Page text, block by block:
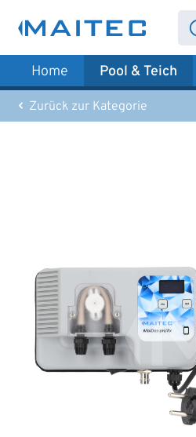
Hauptinhalt springen
Zur Suche springen
Zur Hauptnavigation springen
Home Pool & Teich
Zurück zur Kategorie